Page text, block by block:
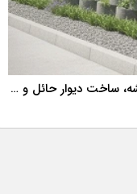
گلفوژ؛ راهکاری هوشمند برای پایدارسازی ترانشه، ساخت دیوار حائل و زیباسازی شهری